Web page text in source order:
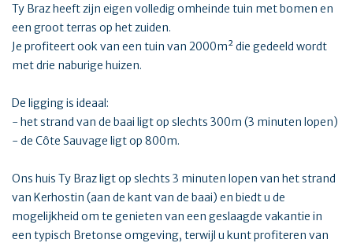
Ty Braz heeft zijn eigen volledig omheinde tuin met bomen en
een groot terras op het zuiden.
Je profiteert ook van een tuin van 2000m² die gedeeld wordt
met drie naburige huizen.
De ligging is ideaal:
- het strand van de baai ligt op slechts 300m (3 minuten lopen)
- de Côte Sauvage ligt op 800m.
Ons huis Ty Braz ligt op slechts 3 minuten lopen van het strand
van Kerhostin (aan de kant van de baai) en biedt u de
mogelijkheid om te genieten van een geslaagde vakantie in
een typisch Bretonse omgeving, terwijl u kunt profiteren van